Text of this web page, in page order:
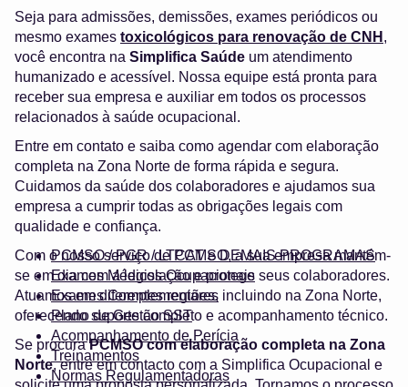
Seja para admissões, demissões, exames periódicos ou
mesmo exames toxicológicos para renovação de CNH ,
você encontra na Simplifica Saúde um atendimento
humanizado e acessível. Nossa equipe está pronta para
receber sua empresa e auxiliar em todos os processos
relacionados à saúde ocupacional.
Entre em contato e saiba como agendar com elaboração
completa na Zona Norte de forma rápida e segura.
Cuidamos da saúde dos colaboradores e ajudamos sua
empresa a cumprir todas as obrigações legais com
qualidade e confiança.
PCMSO / PGR / LTCAT e DEMAIS PROGRAMAS
Exames Médicos Ocupacionais
Exames Complementares
Plano de Gestão SST
Acompanhamento de Perícia
Treinamentos
Normas Regulamentadoras
Com o nosso serviço de PCMSO, a sua empresa mantém-
se em dia com a legislação e protege seus colaboradores.
Atuamos em diferentes regiões, incluindo na Zona Norte,
oferecendo suporte completo e acompanhamento técnico.
Se procuraPCMSO com elaboração completa na Zona
Norte, entre em contacto com a Simplifica Ocupacional e